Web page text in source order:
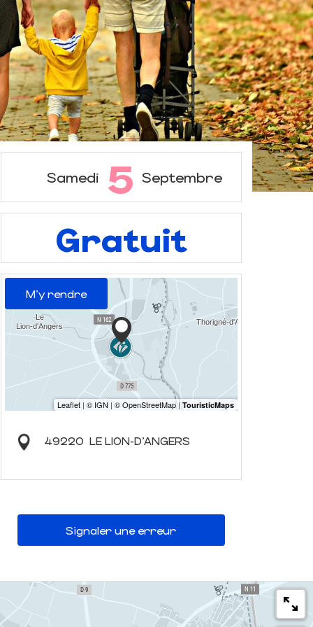
Samedi 5 Septembre
Gratuit
M'y rendre
49220 LE LION-D'ANGERS
Signaler une erreur